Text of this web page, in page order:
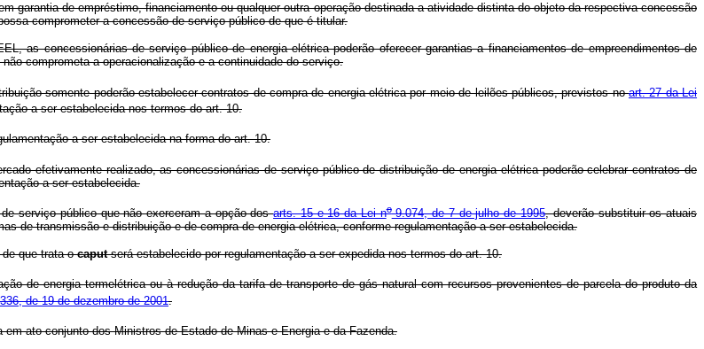
de empréstimo, financiamento ou qualquer outra operação destinada a atividade distinta do objeto da respectiva concessão
comprometer a concessão de serviço público de que é titular.
concessionárias de serviço público de energia elétrica poderão oferecer garantias a financiamentos de empreendimentos de
comprometa a operacionalização e a continuidade do serviço.
somente poderão estabelecer contratos de compra de energia elétrica por meio de leilões públicos, previstos noart. 27 da Lei
a ser estabelecida nos termos do art. 10.
a ser estabelecida na forma do art. 10.
efetivamente realizado, as concessionárias de serviço público de distribuição de energia elétrica poderão celebrar contratos de
a ser estabelecida.
serviço público que não exerceram a opção dosarts. 15 e 16 da Lei no9.074, de 7 de julho de 1995, deverão substituir os atuais
de transmissão e distribuição e de compra de energia elétrica, conforme regulamentação a ser estabelecida.
que trata ocaputserá estabelecido por regulamentação a ser expedida nos termos do art. 10.
de energia termelétrica ou à redução da tarifa de transporte de gás natural com recursos provenientes de parcela do produto da
de 19 de dezembro de 2001.
ato conjunto dos Ministros de Estado de Minas e Energia e da Fazenda.